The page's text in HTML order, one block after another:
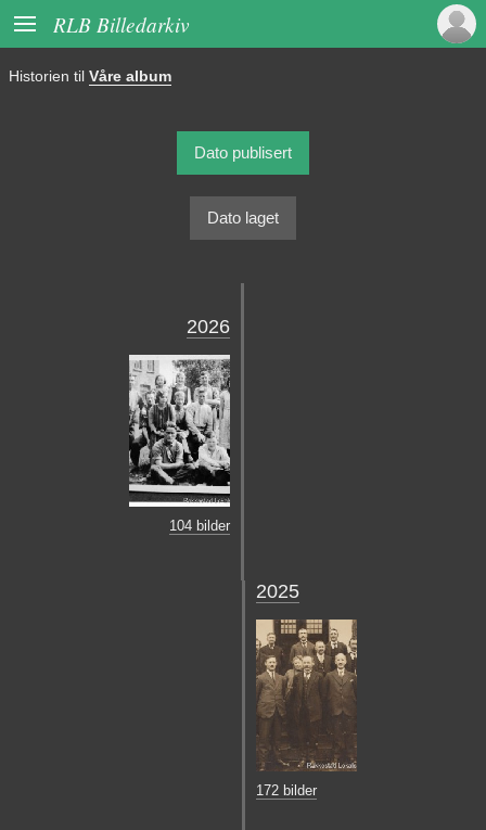
 RLB Billedarkiv
Historien til Våre album
Dato publisert
Dato laget
2026
104 bilder
2025
172 bilder